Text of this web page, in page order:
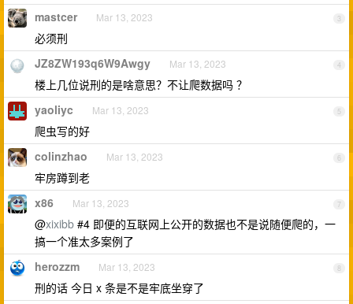
3
mastcer Mar 13, 2023
必须刑
4
JZ8ZW193q6W9Awgy Mar 13, 2023
楼上几位说刑的是啥意思？不让爬数据吗 ？
5
yaoliyc Mar 13, 2023
爬虫写的好
6
colinzhao Mar 13, 2023
牢房蹲到老
7
x86 Mar 13, 2023
@xixibb #4 即便的互联网上公开的数据也不是说随便爬的，一
搞一个准太多案例了
8
herozzm Mar 13, 2023
刑的话 今日 x 条是不是牢底坐穿了